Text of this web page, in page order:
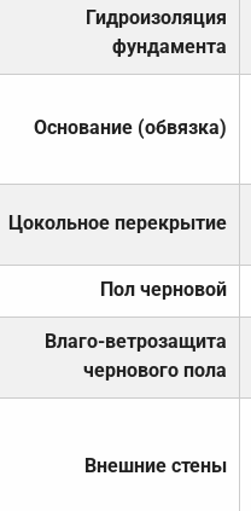
Гидроизоляция
фундамента
Основание (обвязка)
Цокольное перекрытие
Пол черновой
Влаго-ветрозащита
чернового пола
Внешние стены